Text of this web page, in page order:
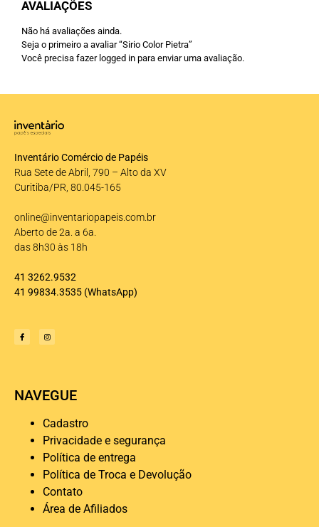
AVALIAÇÕES
Não há avaliações ainda.
Seja o primeiro a avaliar “Sirio Color Pietra”
Você precisa fazer logged in para enviar uma avaliação.
Inventário Comércio de Papéis
Rua Sete de Abril, 790 – Alto da XV
Curitiba/PR, 80.045-165
online@inventariopapeis.com.br
Aberto de 2a. a 6a.
das 8h30 às 18h
41 3262.9532
41 99834.3535 (WhatsApp)
NAVEGUE
Cadastro
Privacidade e segurança
Política de entrega
Política de Troca e Devolução
Contato
Área de Afiliados